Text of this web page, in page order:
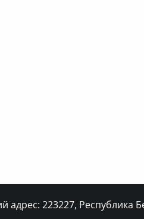
адрес: 223227, Республика